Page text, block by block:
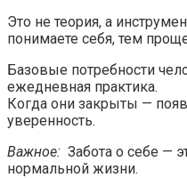
Это не теория, а
понимаете себя, тем
Базовые потребности
ежедневная практика.
Когда они закрыты —
уверенность.
Важное: Забота о себе —
нормальной жизни.